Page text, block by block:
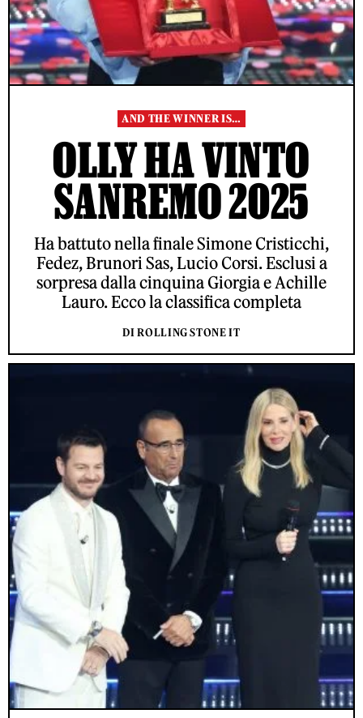
AND THE WINNER IS…
OLLY HA VINTO
SANREMO 2025
Ha battuto nella finale Simone Cristicchi,
Fedez, Brunori Sas, Lucio Corsi. Esclusi a
sorpresa dalla cinquina Giorgia e Achille
Lauro. Ecco la classifica completa
DI ROLLING STONE IT